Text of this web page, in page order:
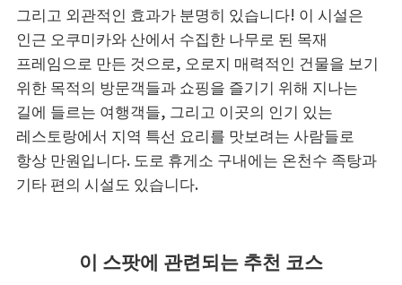
그리고 외관적인 효과가 분명히 있습니다! 이 시설은
인근 오쿠미카와 산에서 수집한 나무로 된 목재
프레임으로 만든 것으로, 오로지 매력적인 건물을 보기
위한 목적의 방문객들과 쇼핑을 즐기기 위해 지나는
길에 들르는 여행객들, 그리고 이곳의 인기 있는
레스토랑에서 지역 특선 요리를 맛보려는 사람들로
항상 만원입니다. 도로 휴게소 구내에는 온천수 족탕과
기타 편의 시설도 있습니다.
이 스팟에 관련되는 추천 코스